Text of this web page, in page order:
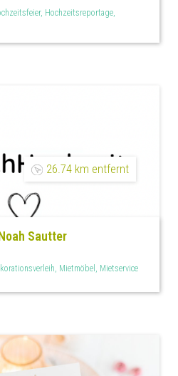
Hochzeitsreportage,
26.74 km entfernt
Sautter
Mietmöbel, Mietservice